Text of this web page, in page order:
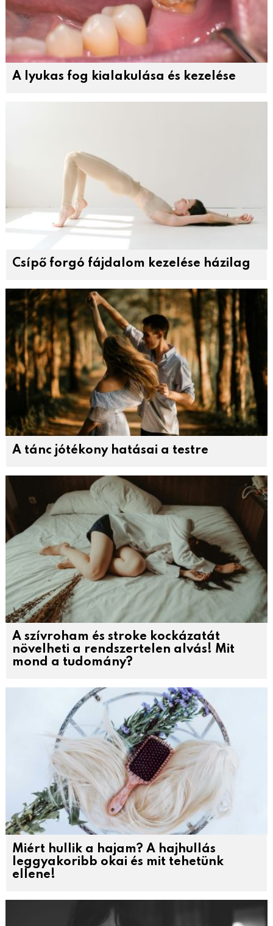
A lyukas fog kialakulása és kezelése
Csípő forgó fájdalom kezelése házilag
A tánc jótékony hatásai a testre
A szívroham és stroke kockázatát
növelheti a rendszertelen alvás! Mit
mond a tudomány?
Miért hullik a hajam? A hajhullás
leggyakoribb okai és mit tehetünk
ellene!